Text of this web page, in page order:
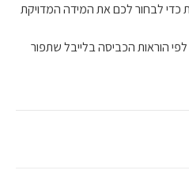
כדי לבחור לכם את המידה המדויקת
הוראות הכביסה בלייבל שתפור